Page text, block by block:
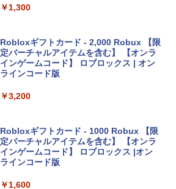
eTime HDカメラ - インディゴ
tomtoc 360°保護 15.6 16インチ パソコ
ンケース Dell NEC Lavie ASUS HP dyna
【Amazon.co.jp限定】 HP ノートパソコ
ン 15-fd 15.6インチ 16GBメモリ 512GB
SSD インテル Core 5
￥129,800
￥1,300
Robloxギフトカード - 2,000 Robux 【限
定バーチャルアイテムを含む】 【オンラ
インゲームコード】 ロブロックス | オン
ラインコード版
￥3,200
Robloxギフトカード - 1000 Robux 【限
定バーチャルアイテムを含む】 【オンラ
インゲームコード】 ロブロックス |オン
ラインコード版
￥1,600